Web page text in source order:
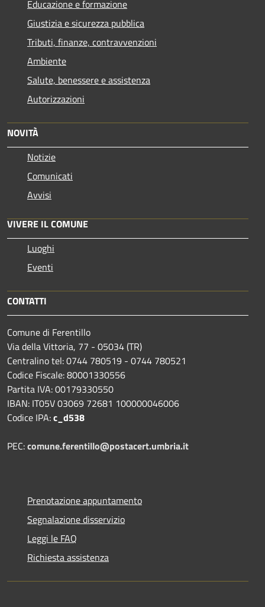
Educazione e formazione
Giustizia e sicurezza pubblica
Tributi, finanze, contravvenzioni
Ambiente
Salute, benessere e assistenza
Autorizzazioni
NOVITÀ
Notizie
Comunicati
Avvisi
VIVERE IL COMUNE
Luoghi
Eventi
CONTATTI
Comune di Ferentillo
Via della Vittoria, 77 - 05034 (TR)
Centralino tel: 0744 780519 - 0744 780521
Codice Fiscale: 80001330556
Partita IVA: 00179330550
IBAN: IT05V 03069 72681 100000046006
Codice IPA:c_d538
PEC:comune.ferentillo@postacert.umbria.it
Prenotazione appuntamento
Segnalazione disservizio
Leggi le FAQ
Richiesta assistenza